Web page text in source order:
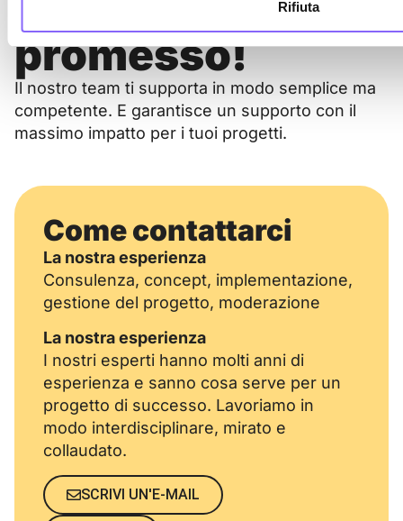
Rifiuta
promesso!
Il nostro team ti supporta in modo semplice ma
competente. E garantisce un supporto con il
massimo impatto per i tuoi progetti.
Come contattarci
La nostra esperienza
Consulenza, concept, implementazione,
gestione del progetto, moderazione
La nostra esperienza
I nostri esperti hanno molti anni di
esperienza e sanno cosa serve per un
progetto di successo. Lavoriamo in
modo interdisciplinare, mirato e
collaudato.
SCRIVI UN'E-MAIL